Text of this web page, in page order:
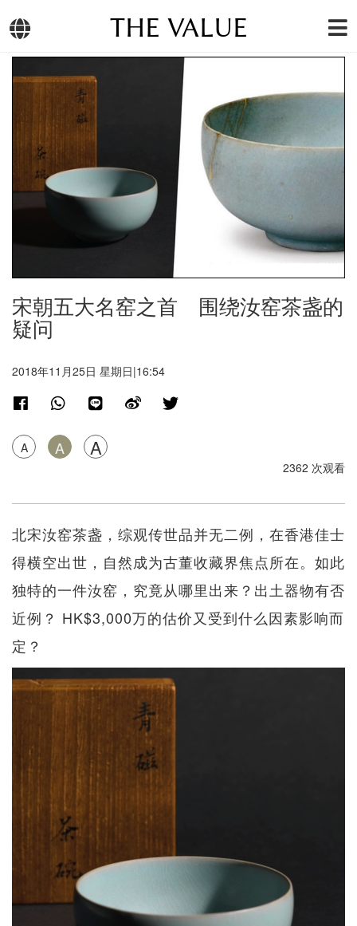
THE VALUE
宋朝五大名窑之首 围绕汝窑茶盏的
疑问
2018年11月25日 星期日|16:54
A A A
2362 次观看
北宋汝窑茶盏，综观传世品并无二例，在香港佳士
得横空出世，自然成为古董收藏界焦点所在。如此
独特的一件汝窑，究竟从哪里出来？出土器物有否
近例？ HK$3,000万的估价又受到什么因素影响而
定？